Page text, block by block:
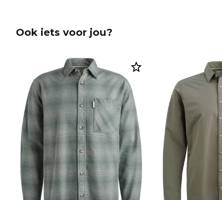
Ook iets voor jou?